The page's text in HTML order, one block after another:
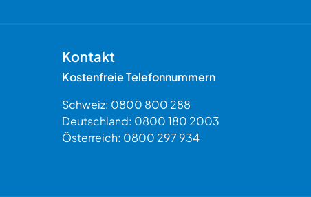
Kontakt
Kostenfreie Telefonnummern
Schweiz: 0800 800 288
Deutschland: 0800 180 2003
Österreich: 0800 297 934